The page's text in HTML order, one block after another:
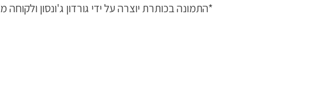
*התמונה בכותרת יוצרה על ידי גורדון ג'ונסון ולקוחה מPIXABY